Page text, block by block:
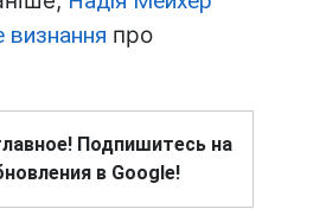
визнання про
Подпишитесь на
в Google!